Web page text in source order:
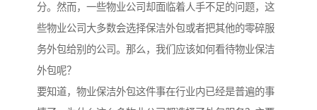
分。然而，一些物业公司却面临着人手不足的问题，这
些物业公司大多数会选择保洁外包或者把其他的零碎服
务外包给别的公司。那么，我们应该如何看待物业保洁
外包呢？
要知道，物业保洁外包这件事在行业内已经是普遍的事